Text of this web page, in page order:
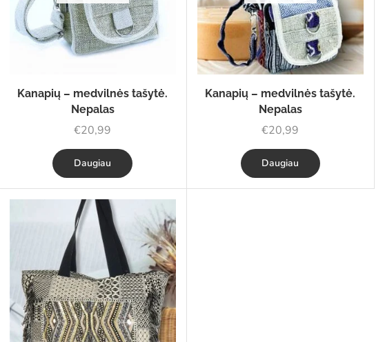
Kanapių – medvilnės tašytė.
Nepalas
€20,99
Daugiau
Kanapių – medvilnės tašytė.
Nepalas
€20,99
Daugiau